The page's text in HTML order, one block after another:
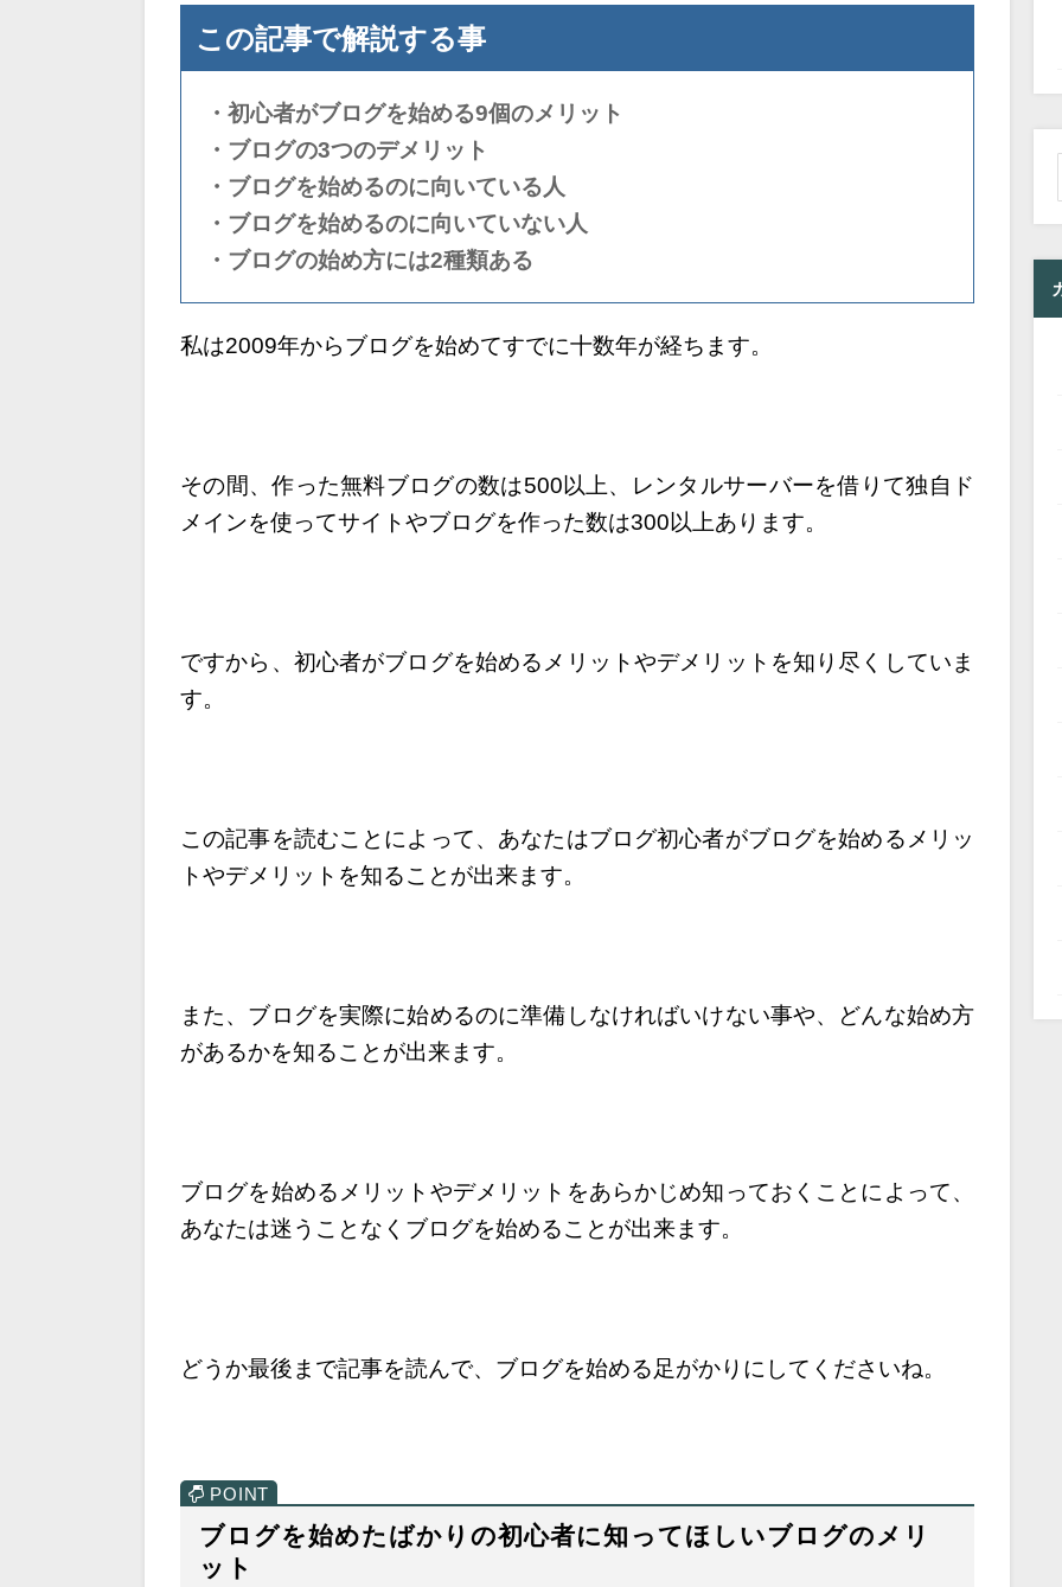
この記事で解説する事
・初心者がブログを始める9個のメリット
・ブログの3つのデメリット
・ブログを始めるのに向いている人
・ブログを始めるのに向いていない人
・ブログの始め方には2種類ある
私は2009年からブログを始めてすでに十数年が経ちます。
その間、作った無料ブログの数は500以上、レンタルサーバーを借りて独自ド
メインを使ってサイトやブログを作った数は300以上あります。
ですから、初心者がブログを始めるメリットやデメリットを知り尽くしていま
す。
この記事を読むことによって、あなたはブログ初心者がブログを始めるメリッ
トやデメリットを知ることが出来ます。
また、ブログを実際に始めるのに準備しなければいけない事や、
どんな始め方
があるかを知ることが出来ます。
ブログを始めるメリットやデメリットをあらかじめ知っておくことによって、
あなたは迷うことなくブログを始めることが出来ます。
どうか最後まで記事を読んで、ブログを始める足がかりにしてくださいね。
ブログを始めたばかりの初心者に知ってほしいブログのメリ
ット